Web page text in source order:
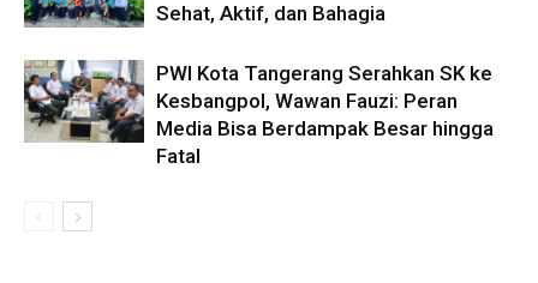
Sehat, Aktif, dan Bahagia
PWI Kota Tangerang Serahkan SK ke
Kesbangpol, Wawan Fauzi: Peran
Media Bisa Berdampak Besar hingga
Fatal